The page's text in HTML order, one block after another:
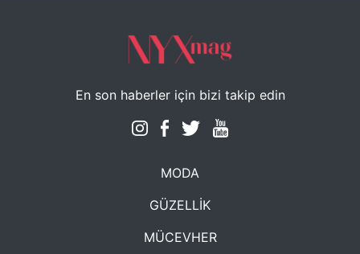
En son haberler için bizi takip edin
MODA
GÜZELLİK
MÜCEVHER